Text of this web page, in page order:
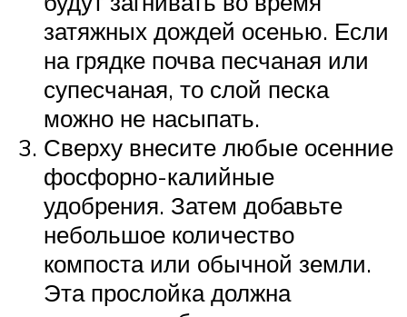
затяжных дождей осенью. Если
на грядке почва песчаная или
супесчаная, то слой песка
можно не насыпать.
Сверху внесите любые осенние
фосфорно-калийные
удобрения. Затем добавьте
небольшое количество
компоста или обычной земли.
Эта прослойка должна